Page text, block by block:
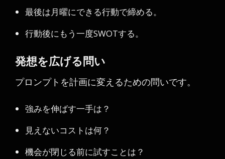
最後は月曜にできる行動で締める。
行動後にもう一度SWOTする。
発想を広げる問い
プロンプトを計画に変えるための問いです。
強みを伸ばす一手は？
見えないコストは何？
機会が閉じる前に試すことは？